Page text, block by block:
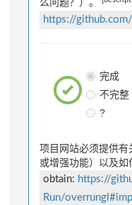
么问题？）。
https://
完成
不完整
?
项目网站必须提供有
或增强功能）以及如
obtain: https://
Run/